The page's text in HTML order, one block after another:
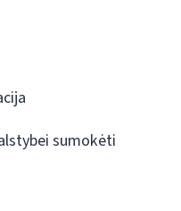
sumokėti